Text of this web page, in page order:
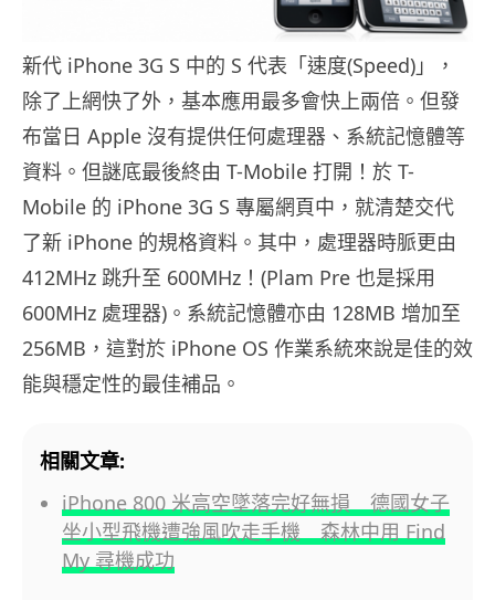
新代 iPhone 3G S 中的 S 代表「速度(Speed)」，
除了上網快了外，基本應用最多會快上兩倍。但發
布當日 Apple 沒有提供任何處理器、系統記憶體等
資料。但謎底最後終由 T-Mobile 打開！於 T-
Mobile 的 iPhone 3G S 專屬網頁中，就清楚交代
了新 iPhone 的規格資料。其中，處理器時脈更由
412MHz 跳升至 600MHz！(Plam Pre 也是採用
600MHz 處理器)。系統記憶體亦由 128MB 增加至
256MB，這對於 iPhone OS 作業系統來說是佳的效
能與穩定性的最佳補品。
相關文章:
iPhone 800 米高空墜落完好無損 德國女子
坐小型飛機遭強風吹走手機 森林中用 Find
My 尋機成功